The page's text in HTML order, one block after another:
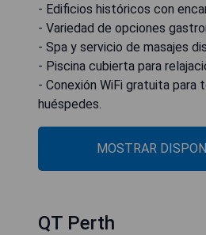
- Edificios históricos con
- Variedad de opciones
- Spa y servicio de masajes
- Piscina cubierta para
- Conexión WiFi gratuita para
huéspedes.
MOSTRAR
QT Perth